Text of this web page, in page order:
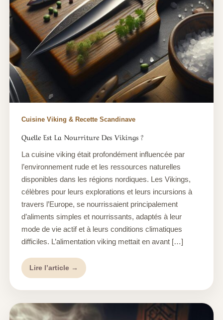
Cuisine Viking & Recette Scandinave
Quelle Est La Nourriture Des Vikings ?
La cuisine viking était profondément influencée par
l’environnement rude et les ressources naturelles
disponibles dans les régions nordiques. Les Vikings,
célèbres pour leurs explorations et leurs incursions à
travers l’Europe, se nourrissaient principalement
d’aliments simples et nourrissants, adaptés à leur
mode de vie actif et à leurs conditions climatiques
difficiles. L’alimentation viking mettait en avant […]
Lire l’article →